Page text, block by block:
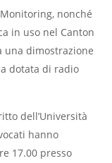
nonché
in uso nel Canton
una dimostrazione
dotata di radio
dell’Università
hanno
17.00 presso